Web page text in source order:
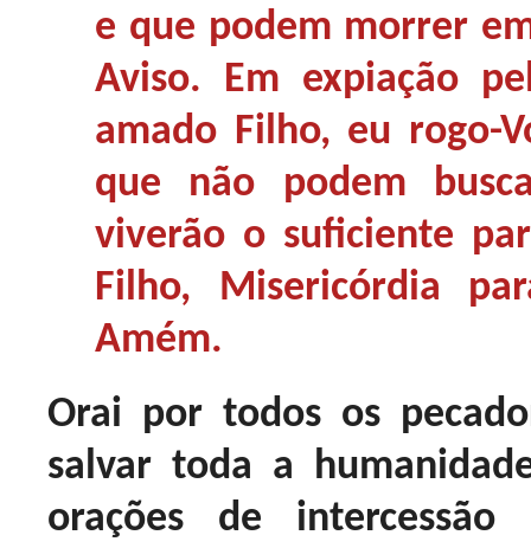
e que podem morrer
Aviso. Em expiação
amado Filho, eu rogo-
que não podem
viverão o suficiente
Filho, Misericórdia
Amém.
Orai por todos os
salvar toda a
orações de